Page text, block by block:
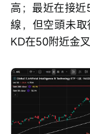
高；最近在接
線，但空頭未取
KD在50附近金